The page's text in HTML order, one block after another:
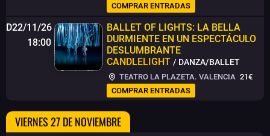
COMPRAR ENTRADAS
D22/11/26
18:00
BALLET OF LIGHTS: LA BELLA
DURMIENTE EN UN ESPECTÁCULO
DESLUMBRANTE
CANDLELIGHT / DANZA/BALLET
TEATRO LA PLAZETA. VALENCIA 21€
COMPRAR ENTRADAS
VIERNES 27 DE NOVIEMBRE